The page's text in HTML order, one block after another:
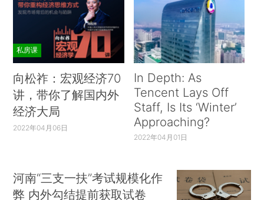
私房课
向松祚：宏观经济70
讲，带你了解国内外
经济大局
2022年04月06日
In Depth: As
Tencent Lays Off
Staff, Is Its ‘Winter’
Approaching?
2022年04月01日
河南“三支一扶”考试规模化作
弊 内外勾结提前获取试卷